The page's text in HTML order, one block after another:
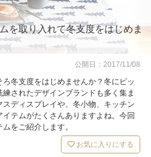
を取り入れて冬支度をはじめま
公開日：2017/11/08
冬支度をはじめませんか？冬にピッ
されたデザインブランドも多く集ま
ディスプレイや、冬小物、キッチン
テムがたくさんありますよね。今回
をご紹介します。
お気に入りにする